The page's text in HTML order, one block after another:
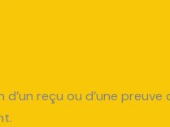
reçu ou d’une preuve